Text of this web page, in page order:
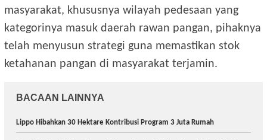
masyarakat, khususnya wilayah pedesaan yang
kategorinya masuk daerah rawan pangan, pihaknya
telah menyusun strategi guna memastikan stok
ketahanan pangan di masyarakat terjamin.
BACAAN LAINNYA
Lippo Hibahkan 30 Hektare Kontribusi Program 3 Juta Rumah